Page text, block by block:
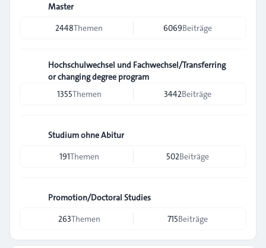
Master
2448Themen 6069Beiträge
Hochschulwechsel und Fachwechsel/Transferring
or changing degree program
1355Themen 3442Beiträge
Studium ohne Abitur
191Themen 502Beiträge
Promotion/Doctoral Studies
263Themen 715Beiträge